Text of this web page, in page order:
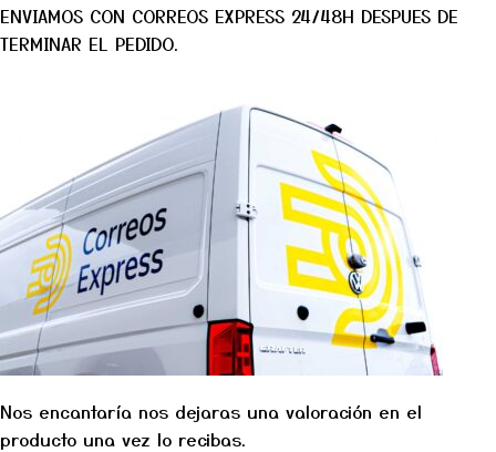
ENVIAMOS CON CORREOS EXPRESS 24/48H DESPUES DE
TERMINAR EL PEDIDO.
Nos encantaría nos dejaras una valoración en el
producto una vez lo recibas.